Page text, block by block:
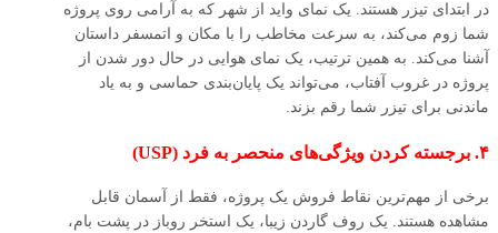
در ابتدای تیزر هستند. یک نمای واید از شهر که به آرامی روی پروژه
شما زوم می‌کند، به سرعت مخاطب را با مکان و اتمسفر داستان
آشنا می‌کند. به همین ترتیب، یک نمای هوایی در حال دور شدن از
پروژه در غروب آفتاب، می‌تواند یک پایان‌بندی حماسی و به یاد
ماندنی برای تیزر شما رقم بزند.
۴. برجسته کردن ویژگی‌های منحصر به فرد (USP)
برخی از مهم‌ترین نقاط فروش یک پروژه، فقط از آسمان قابل
مشاهده هستند. یک روف گاردن زیبا، یک استخر روباز در پشت بام،